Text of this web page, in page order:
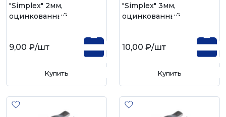
"Simplex" 2мм,
оцинкованный
9,00 ₽/шт
Купить
"Simplex" 3мм,
оцинкованный
10,00 ₽/шт
Купить